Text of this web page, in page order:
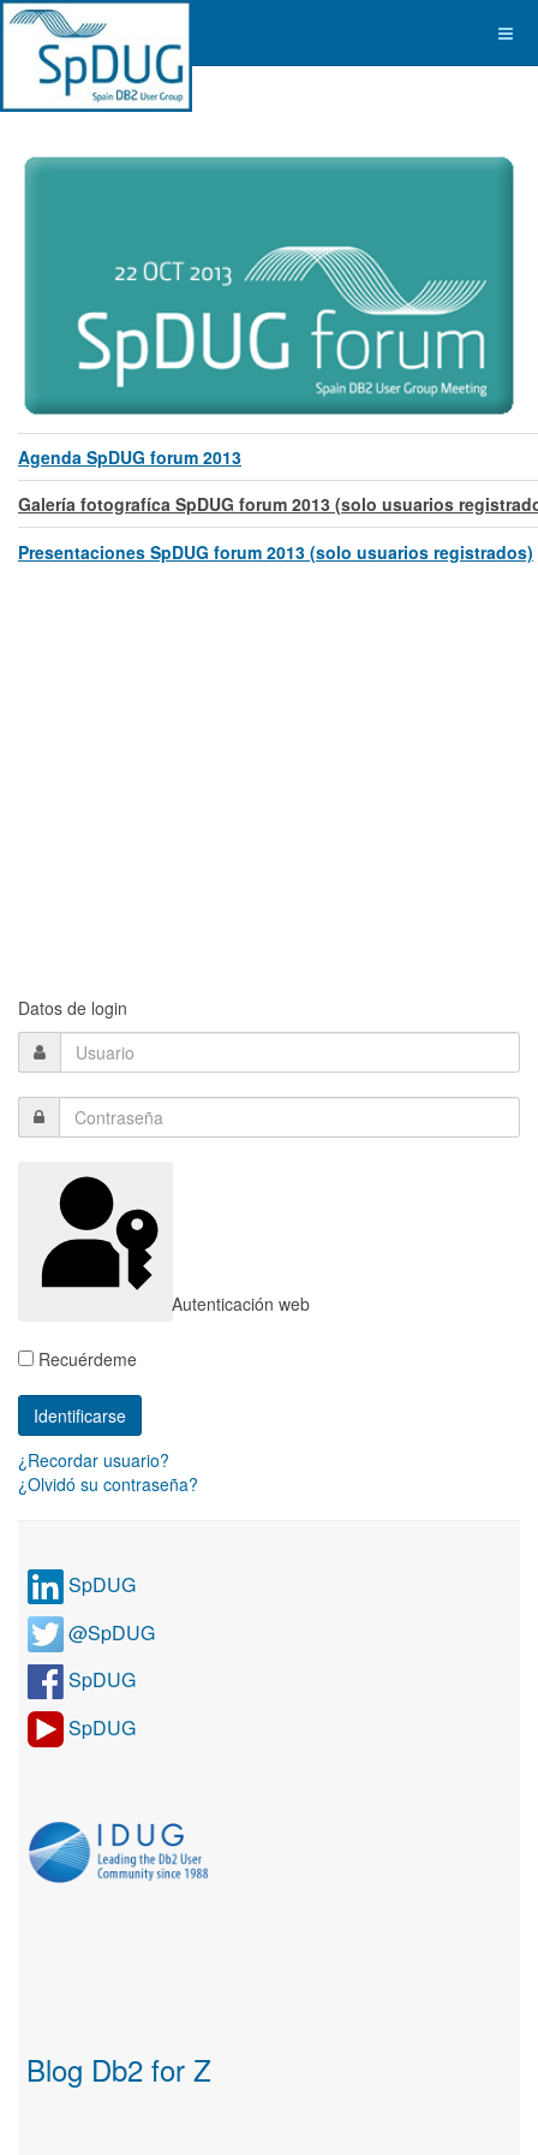
Agenda SpDUG forum 2013
Galería fotografíca SpDUG forum 2013 (solo usuarios
Presentaciones SpDUG forum 2013 (solo usuarios registrados)
Datos de login
Autenticación web
Recuérdeme
¿Recordar usuario?
¿Olvidó su contraseña?
SpDUG
@SpDUG
SpDUG
SpDUG
Blog Db2 for Z